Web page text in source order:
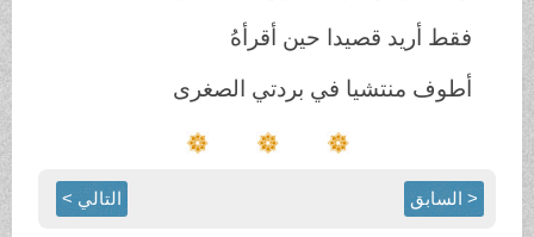
فقط أريد قصيدا حين أقرأهُ
أطوف منتشيا في بردتي الصغرى
< السابق التالي >